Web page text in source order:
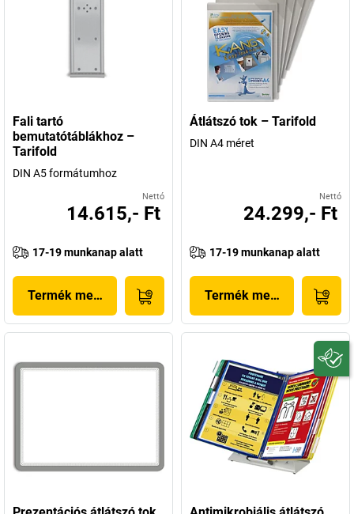
Fali tartó
bemutatótáblákhoz –
Tarifold
DIN A5 formátumhoz
Nettó
14.615,- Ft
17-19 munkanap alatt
Termék megjelenítése
Átlátszó tok – Tarifold
DIN A4 méret
Nettó
24.299,- Ft
17-19 munkanap alatt
Termék megjelenítése